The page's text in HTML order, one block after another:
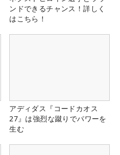
ンドできるチャンス！詳しく
はこちら！
アディダス『コードカオス
27』は強烈な蹴りでパワーを
生む